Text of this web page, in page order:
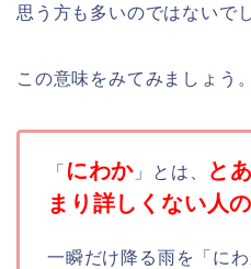
思う方も多いのではないで
この意味をみてみましょう。
「 にわか 」とは、
と
まり詳しくない人
一瞬だけ降る雨を「に